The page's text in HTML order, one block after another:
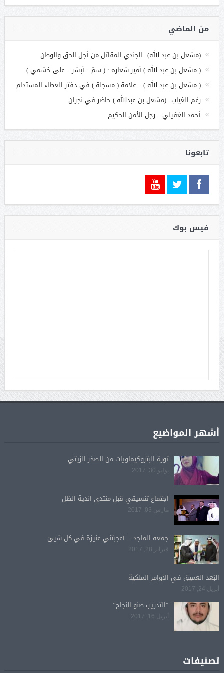
من الماضي
(مشعل بن عبد الله).. الجندي المقاتل من أجل الحق والوطن
( مشعل بن عبد الله ) أمير شعاره : ( سمْ .. أبشر .. على خشمي )
( مشعل بن عبد الله ) .. علامة ( مسجلة ) في دفتر العطاء المستدام
رغم الغياب.. (مشعل بن عبدالله ) حاضر في نجران
أحمد الغفيلي .. رجل الأمن الحكيم
تابعونا
فيس بوك
أشهر المواضيع
ثورة البتروكيماويات من الصخر الزيتي
يوليو 30, 2017
اجتماع تنسيقي قبل منتدى اندية الظل
مارس 03, 2017
جمعه الماجد… أعجبتني عنيزة في كل شيئ
فبراير 28, 2017
البُعد العميق في الأوامر الملكية
أبريل 24, 2017
“التدريب صنو النجاح”
أبريل 16, 2017
تصنيفات